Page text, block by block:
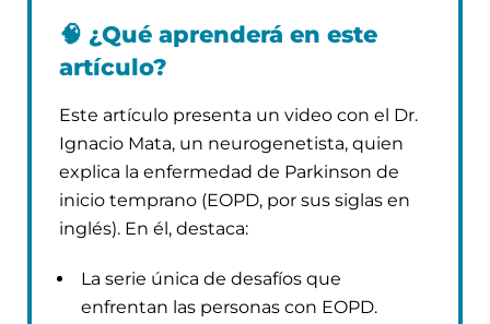
🧠 ¿Qué aprenderá en este
artículo?
Este artículo presenta un video con el Dr.
Ignacio Mata, un neurogenetista, quien
explica la enfermedad de Parkinson de
inicio temprano (EOPD, por sus siglas en
inglés). En él, destaca:
La serie única de desafíos que
enfrentan las personas con EOPD.